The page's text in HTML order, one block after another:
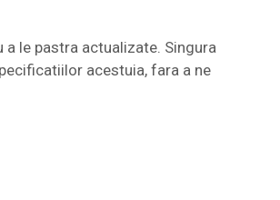
le pastra actualizate. Singura
acestuia, fara a ne